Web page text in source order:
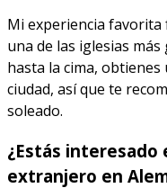
Mi experiencia
una de las iglesias
hasta la cima,
ciudad, así que te
soleado.
¿Estás interesado
extranjero en